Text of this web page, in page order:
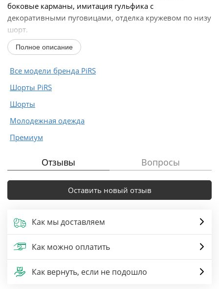
боковые карманы, имитация гульфика с
декоративными пуговицами, отделка кружевом по низу
шорт.
Длина по боковому шву с поясом около 40 см в
Полное описание
Все модели бренда PiRS
Шорты PiRS
Шорты
Молодежная одежда
Премиум
Отзывы Вопросы
Оставить новый отзыв
Как мы доставляем
Как можно оплатить
Как вернуть, если не подошло